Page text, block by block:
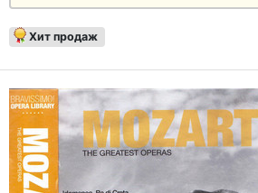
Хит продаж